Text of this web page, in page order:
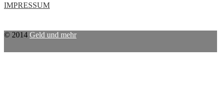
IMPRESSUM
© 2014 Geld und mehr